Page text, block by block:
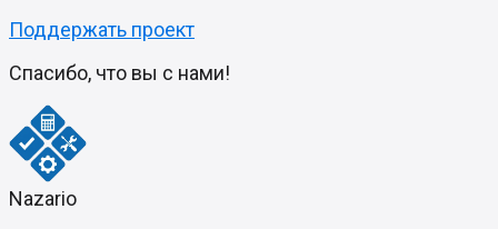
Поддержать проект
Спасибо, что вы с нами!
Nazario